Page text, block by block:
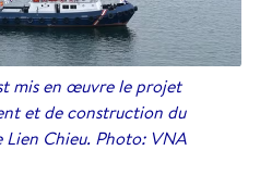
mis en œuvre le projet
et de construction du
Chieu. Photo: VNA